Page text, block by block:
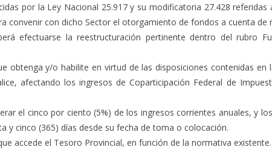
por la Ley Nacional 25.917 y su modificatoria 27.428 referidas
convenir con dicho Sector el otorgamiento de fondos a cuenta de
efectuarse la reestructuración pertinente dentro del rubro
obtenga y/o habilite en virtud de las disposiciones contenidas en
afectando los ingresos de Coparticipación Federal de
el cinco por ciento (5%) de los ingresos corrientes anuales, y
y cinco (365) días desde su fecha de toma o colocación.
accede el Tesoro Provincial, en función de la normativa existente.